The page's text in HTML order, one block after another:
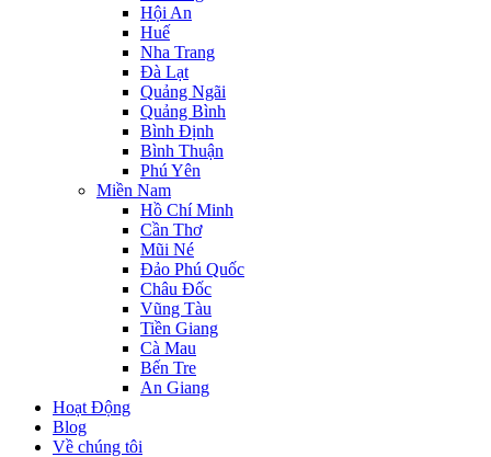
Hội An
Huế
Nha Trang
Đà Lạt
Quảng Ngãi
Quảng Bình
Bình Định
Bình Thuận
Phú Yên
Miền Nam
Hồ Chí Minh
Cần Thơ
Mũi Né
Đảo Phú Quốc
Châu Đốc
Vũng Tàu
Tiền Giang
Cà Mau
Bến Tre
An Giang
Hoạt Động
Blog
Về chúng tôi